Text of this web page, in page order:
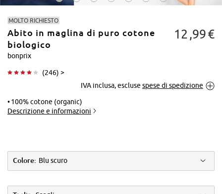
ingrandire
MOLTO RICHIESTO
Abito in maglina di puro cotone
biologico
bonprix
(246) >
12 99€
IVA inclusa, escluse spese di spedizione
100% cotone (organic)
Descrizione e informazioni
Colore: Blu scuro